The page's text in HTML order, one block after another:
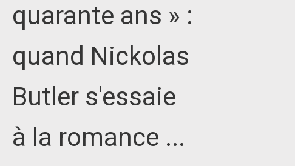
quarante ans » :
quand Nickolas
Butler s'essaie
à la romance ...